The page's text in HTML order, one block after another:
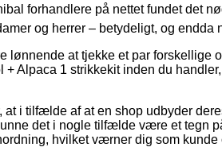
forhandlere på nettet fundet det
og herrer – betydeligt, og endda
lønnende at tjekke et par forskellige
+ Alpaca 1 strikkekit inden du
i tilfælde af at en shop udbyder
det i nogle tilfælde være et tegn
hvilket værner dig som kunde